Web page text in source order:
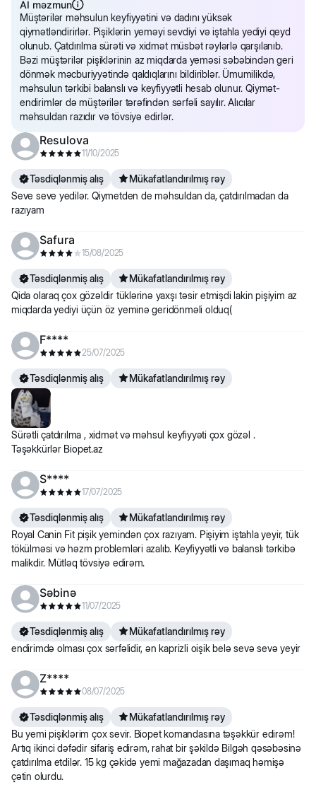
AI məzmun
Müştərilər məhsulun keyfiyyətini və dadını yüksək
qiymətləndirirlər. Pişiklərin yeməyi sevdiyi və iştahla yediyi qeyd
olunub. Çatdırılma sürəti və xidmət müsbət rəylərlə qarşılanıb.
Bəzi müştərilər pişiklərinin az miqdarda yeməsi səbəbindən geri
dönmək məcburiyyətində qaldıqlarını bildiriblər. Ümumilikdə,
məhsulun tərkibi balanslı və keyfiyyətli hesab olunur. Qiymət-
endirimlər də müştərilər tərəfindən sərfəli sayılır. Alıcılar
məhsuldan razıdır və tövsiyə edirlər.
Resulova
11/10/2025
Təsdiqlənmiş alış
Mükafatlandırılmış rəy
Seve seve yedilər. Qiymetden de məhsuldan da, çatdırılmadan da
razıyam
Safura
15/08/2025
Təsdiqlənmiş alış
Mükafatlandırılmış rəy
Qida olaraq çox gözəldir tüklərinə yaxşı təsir etmişdi lakin pişiyim az
miqdarda yediyi üçün öz yeminə geridönməli olduq(
F****
25/07/2025
Təsdiqlənmiş alış Mükafatlandırılmış rəy
Sürətli çatdırılma , xidmət və məhsul keyfiyyəti çox gözəl .
Təşəkkürlər Biopet.az
S****
17/07/2025
Təsdiqlənmiş alış
Mükafatlandırılmış rəy
Royal Canin Fit pişik yemindən çox razıyam. Pişiyim iştahla yeyir, tük
tökülməsi və həzm problemləri azalıb. Keyfiyyətli və balanslı tərkibə
malikdir. Mütləq tövsiyə edirəm.
Səbinə
11/07/2025
Təsdiqlənmiş alış
Mükafatlandırılmış rəy
endirimdə olması çox sərfəlidir, ən kaprizli oişik belə sevə sevə yeyir
Z****
08/07/2025
Təsdiqlənmiş alış
Mükafatlandırılmış rəy
Bu yemi pişiklərim çox sevir. Biopet komandasına təşəkkür edirəm!
Artıq ikinci dəfədir sifariş edirəm, rahat bir şəkildə Bilgəh qəsəbəsinə
çatdırılma etdilər. 15 kg çəkidə yemi mağazadan daşımaq həmişə
çətin olurdu.